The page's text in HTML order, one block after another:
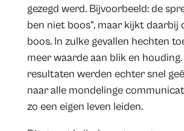
gezegd werd. Bijvoorbeeld: de
ben niet boos”, maar kijkt daarbij
boos. In zulke gevallen hechten
meer waarde aan blik en houding.
resultaten werden echter snel
naar alle mondelinge
zo een eigen leven leiden.